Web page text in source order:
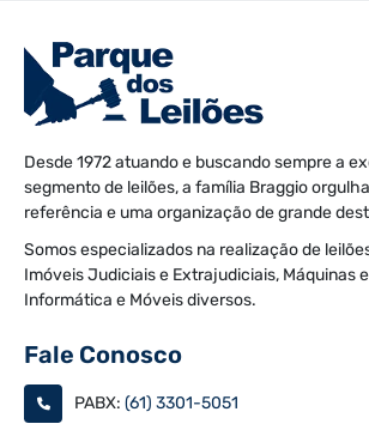
Desde 1972 atuando e buscando sempre a
segmento de leilões, a família Braggio
referência e uma organização de grande
Somos especializados na realização de
Imóveis Judiciais e Extrajudiciais, Máquinas
Informática e Móveis diversos.
Fale Conosco
PABX: (61) 3301-5051